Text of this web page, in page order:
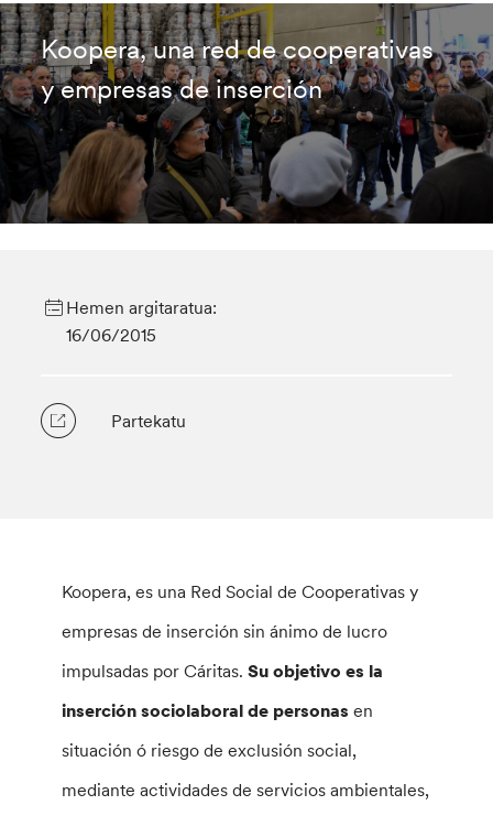
Koopera, una red de cooperativas
y empresas de inserción
Hemen argitaratua:
16/06/2015
Partekatu
Koopera, es una Red Social de Cooperativas y
empresas de inserción sin ánimo de lucro
impulsadas por Cáritas.Su objetivo es la
inserción sociolaboral de personas en
situación ó riesgo de exclusión social,
mediante actividades de servicios ambientales,